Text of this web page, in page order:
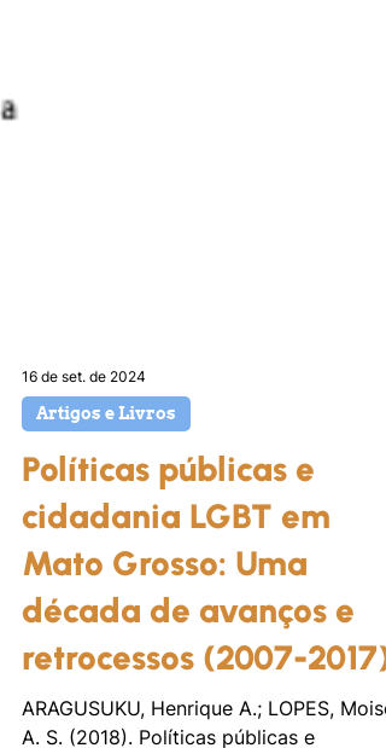
16 de set. de 2024
Artigos e Livros
Políticas públicas e
cidadania LGBT em
Mato Grosso: Uma
década de avanços e
retrocessos (2007-2017)